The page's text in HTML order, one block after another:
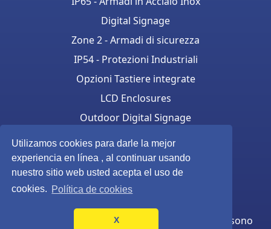
Utilizamos cookies para darle la mejor
experiencia en línea , al continuar usando
nuestro sitio web usted acepta el uso de
cookies. Política de cookies
X
Digital Signage
Zone 2 - Armadi di sicurezza
IP54 - Protezioni Industriali
Opzioni Tastiere integrate
LCD Enclosures
Outdoor Digital Signage
Armadi per stampanti
Touchscreen enclosure
© Armagard Ltd. © Armagard B.V. Tutti i diritti sono